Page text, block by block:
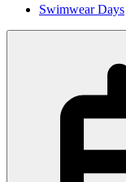
Swimwear Days